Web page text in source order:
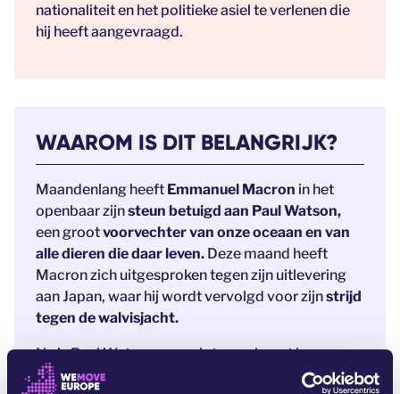
nationaliteit en het politieke asiel te verlenen die
hij heeft aangevraagd.
WAAROM IS DIT BELANGRIJK?
Maandenlang heeft Emmanuel Macron in het
openbaar zijnsteun betuigd aan Paul Watson,
een grootvoorvechter van onze oceaan en van
alle dieren die daar leven. Deze maand heeft
Macron zich uitgesproken tegen zijn uitlevering
aan Japan, waar hij wordt vervolgd voor zijnstrijd
tegen de walvisjacht.
Nu is Paul Watson opgesloten en hangt hem een
leven in de gevangenis boven het hoofd –aan